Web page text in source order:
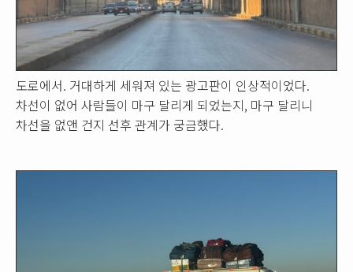
도로에서. 거대하게 세워져 있는 광고판이 인상적이었다.
차선이 없어 사람들이 마구 달리게 되었는지, 마구 달리니
차선을 없앤 건지 선후 관계가 궁금했다.